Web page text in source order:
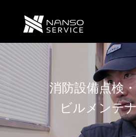
消防設備点検
ビルメンテ